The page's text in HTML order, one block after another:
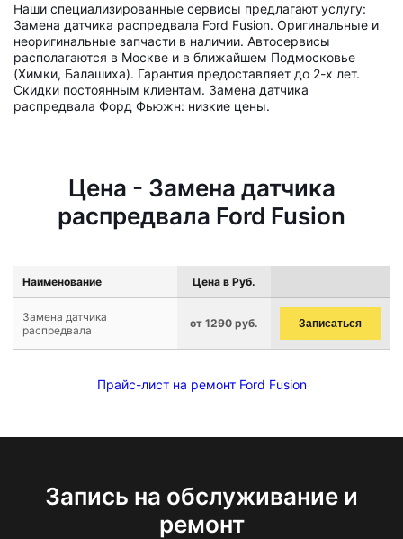
Наши специализированные сервисы предлагают услугу:
Замена датчика распредвала Ford Fusion. Оригинальные и
неоригинальные запчасти в наличии. Автосервисы
располагаются в Москве и в ближайшем Подмосковье
(Химки, Балашиха). Гарантия предоставляет до 2-х лет.
Скидки постоянным клиентам. Замена датчика
распредвала Форд Фьюжн: низкие цены.
Цена - Замена датчика
распредвала Ford Fusion
Наименование Цена в Руб.
Замена датчика
распредвала
от 1290 руб. Записаться
Прайс-лист на ремонт Ford Fusion
Запись на обслуживание и
ремонт